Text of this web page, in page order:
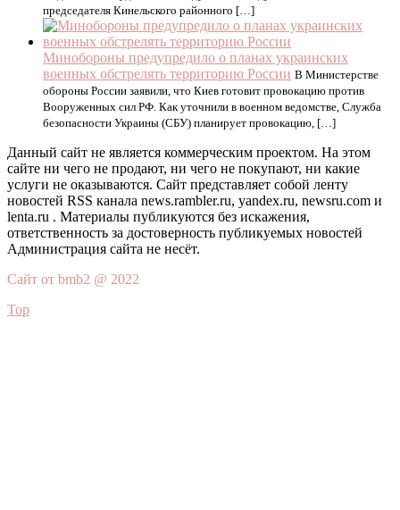
председателя Кинельского районного […]
Минобороны предупредило о планах украинских
военных обстрелять территорию России В Министерстве
обороны России заявили, что Киев готовит провокацию против
Вооруженных сил РФ. Как уточнили в военном ведомстве, Служба
безопасности Украины (СБУ) планирует провокацию, […]
Данный сайт не является коммерческим проектом. На этом
сайте ни чего не продают, ни чего не покупают, ни какие
услуги не оказываются. Сайт представляет собой ленту
новостей RSS канала news.rambler.ru, yandex.ru, newsru.com и
lenta.ru . Материалы публикуются без искажения,
ответственность за достоверность публикуемых новостей
Администрация сайта не несёт.
Сайт от bmb2 @ 2022
Top